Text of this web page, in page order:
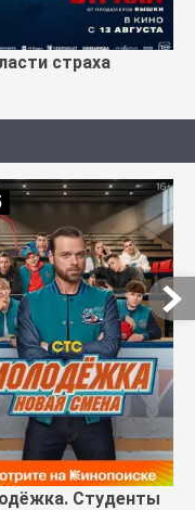
страха
Студенты